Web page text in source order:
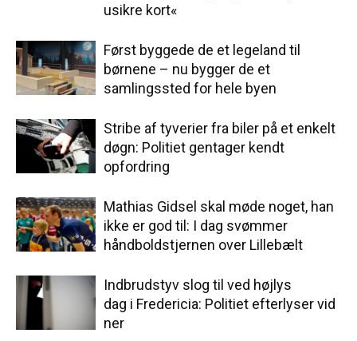
usikre kort«
Først byggede de et legeland til
børnene – nu bygger de et
samlingssted for hele byen
Stribe af tyverier fra biler på et enkelt
døgn: Politiet gentager kendt
opfordring
Mathias Gidsel skal møde noget, han
ikke er god til: I dag svømmer
håndboldstjernen over Lillebælt
Indbrudstyv slog til ved højlys
dag i Fredericia: Politiet efterlyser vid
ner